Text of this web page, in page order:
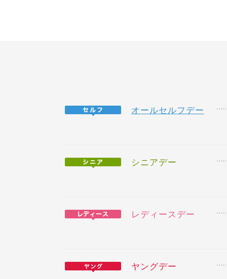
オールセルフデー
シニアデー
レディースデー
ヤングデー